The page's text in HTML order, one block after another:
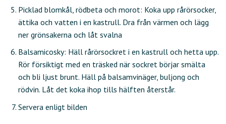
Picklad blomkål, rödbeta och morot: Koka upp rårörsocker,
ättika och vatten i en kastrull. Dra från värmen och lägg
ner grönsakerna och låt svalna
Balsamicosky: Häll rårörsockret i en kastrull och hetta upp.
Rör försiktigt med en träsked när sockret börjar smälta
och bli ljust brunt. Häll på balsamvinäger, buljong och
rödvin. Låt det koka ihop tills hälften återstår.
Servera enligt bilden